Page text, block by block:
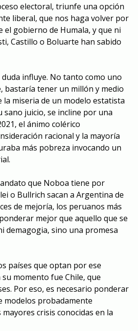
electoral, triunfe una opción
liberal, que nos haga volver por
el gobierno de Humala, y que ni
Castillo o Boluarte han sabido
influye. No tanto como uno
bastaría tener un millón y medio
miseria de un modelo estatista
sano juicio, se incline por una
el ánimo colérico
racional y la mayoría
más pobreza invocando un
que Noboa tiene por
o Bullrich sacan a Argentina de
de mejoría, los peruanos más
mejor que aquello que se
demagogia, sino una promesa
países que optan por ese
momento fue Chile, que
Por eso, es necesario ponderar
modelos probadamente
crisis conocidas en la